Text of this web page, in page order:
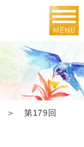
＞ 第179回